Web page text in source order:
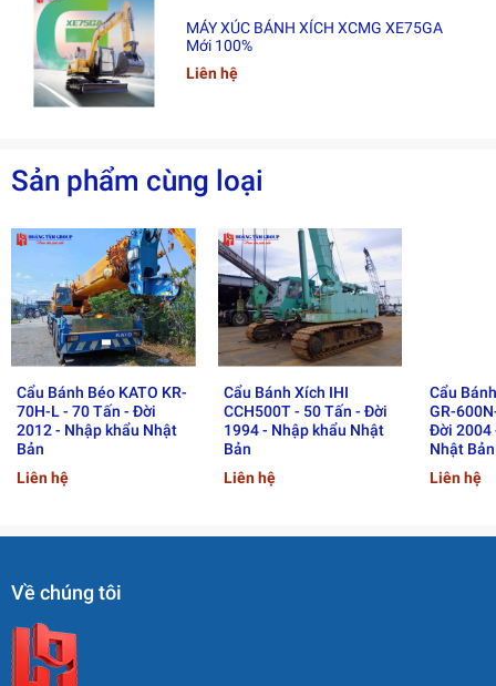
Tốc độ quay:
Tốc độ di chuyển:0 – 1.0 / 0 – 0.68 km/h (2 cấp)
Khả năng leo dốc:
🔋Hệ Thống Động Cơ
183 kW
Tier 3
200 kW
Tier 3
186 kW
Tier 2
220 kW
Tier 2
Máy có nhiều cấu hình động cơ, tùy theo yêu cầu và điều
kiện thực tế công trình.
📦 Thông Tin Vận Chuyển
Khối lượng vận chuyển lớn nhất:
Kích thước vận chuyển (DxRxC):9500 × 3400 × 3400
Áp suất trung bình lên mặt đất:
Thiết kế gọn gàng giúp dễ dàng tháo rời, lắp đặt và vận
chuyển đến nhiều địa hình khác nhau.
MÁY XÚC BÁNH XÍCH XCMG XE75GA
Mới 100%
Liên hệ
Sản phẩm cùng loại
Cẩu Bánh Béo KATO KR-
70H-L - 70 Tấn - Đời
2012 - Nhập khẩu Nhật
Bản
Liên hệ
Cẩu Bánh Xích IHI
CCH500T - 50 Tấn - Đời
1994 - Nhập khẩu Nhật
Bản
Liên hệ
Cẩu
GR-
Đời 2004
Nhật Bản
Liên hệ
Về chúng tôi